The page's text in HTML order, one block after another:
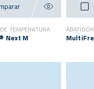
TEMPERATURA
Next M